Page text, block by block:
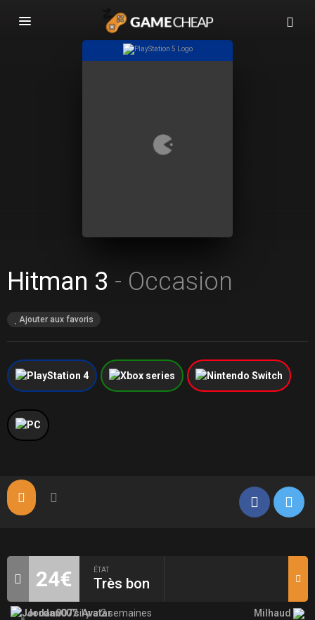
Basculer
Hitman 3 - Occasion
Ajouter aux favoris
24€ ÉTAT
Très bon
Jordan007il y a 2 semaines Milhaud